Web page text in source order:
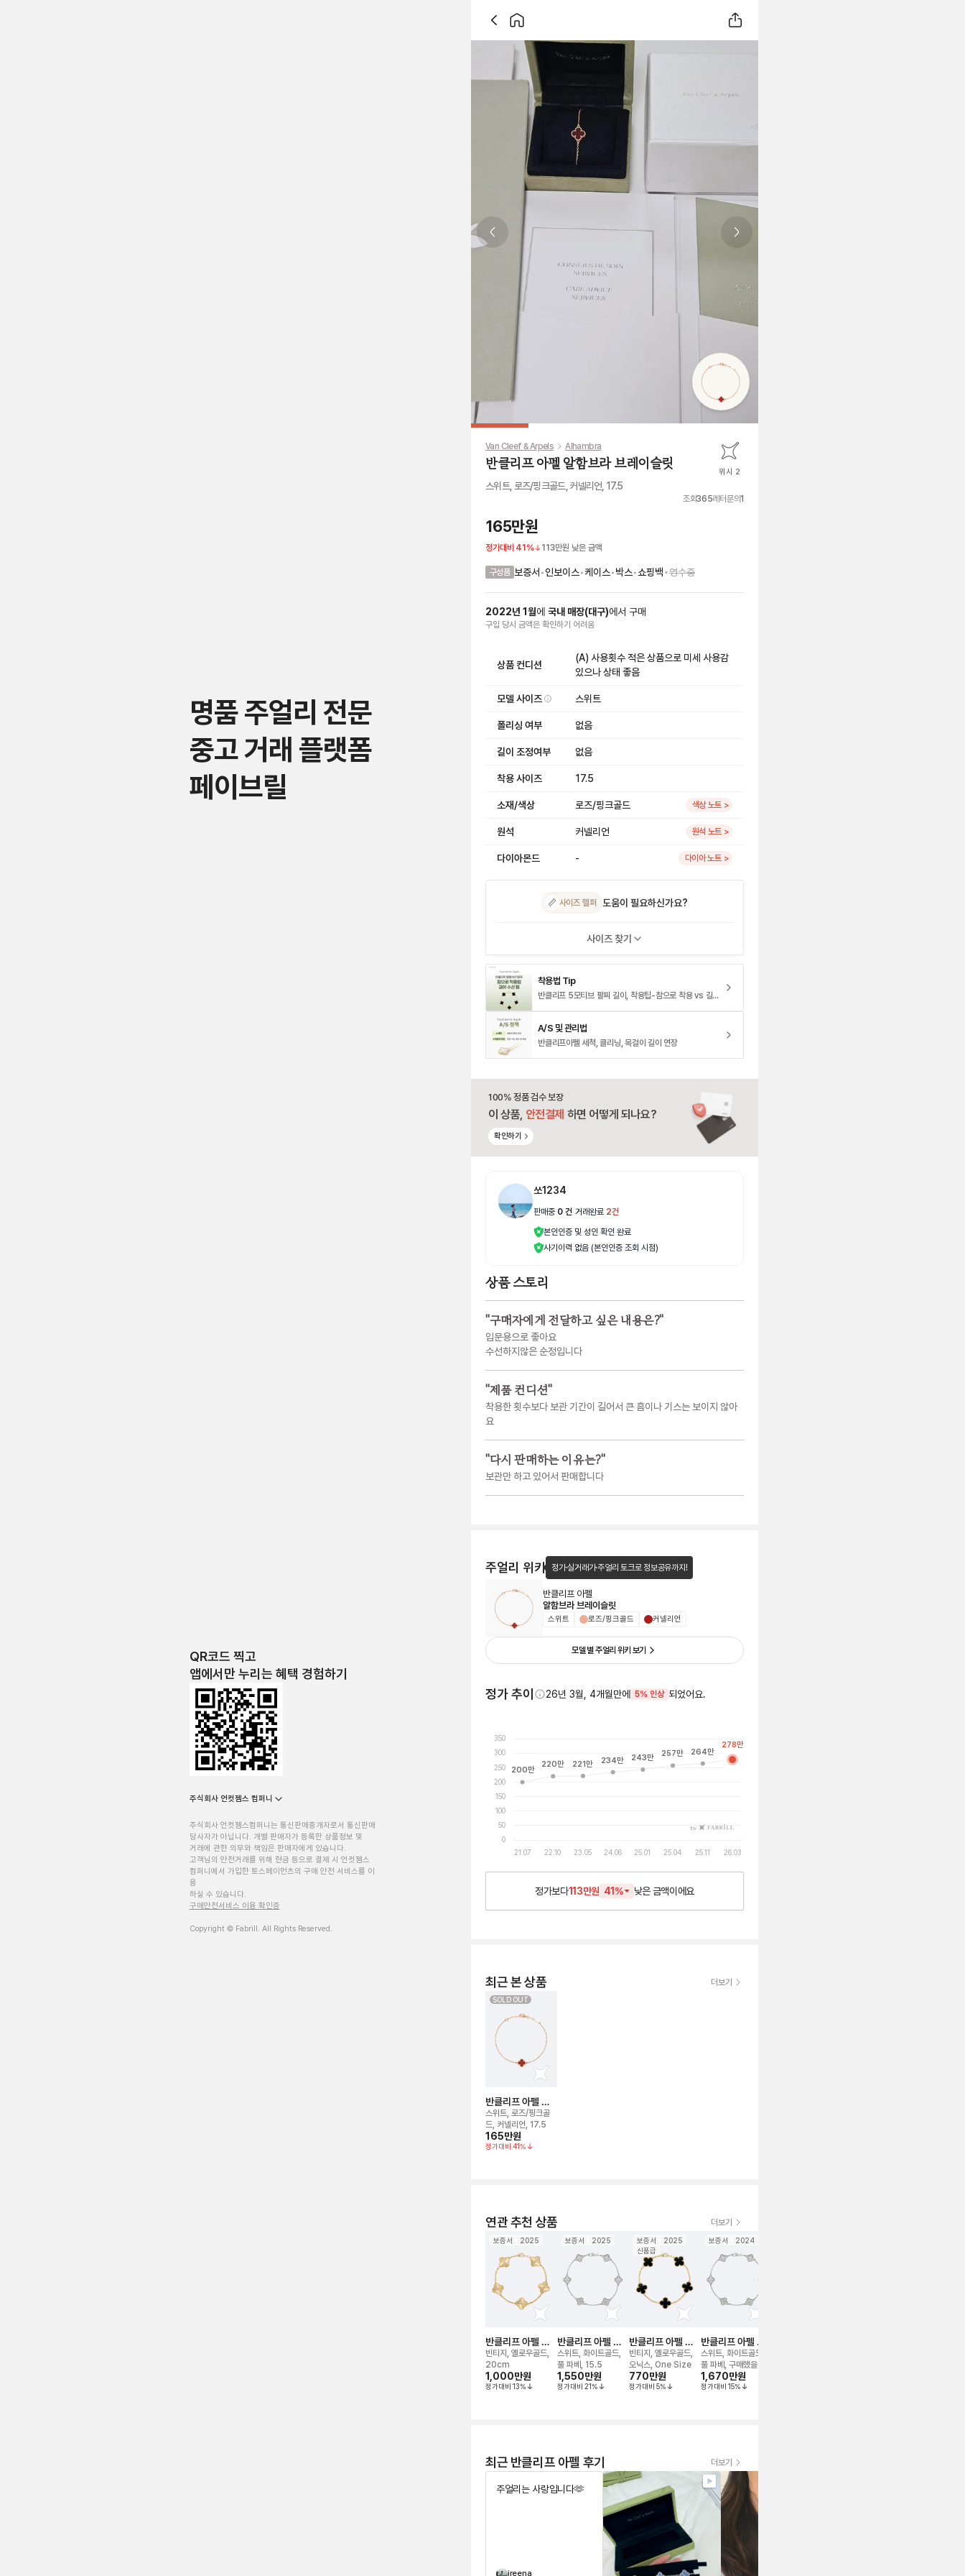
명품 주얼리 전문
중고 거래 플랫폼
페이브릴
QR코드 찍고
앱에서만 누리는 혜택 경험하기
주식회사 언컷젬스 컴퍼니
주식회사 언컷젬스컴퍼니는 통신판매중개자로서 통신판매
당사자가 아닙니다. 개별 판매자가 등록한 상품정보 및
거래에 관한 의무와 책임은 판매자에게 있습니다.
고객님의 안전거래를 위해 현금 등으로 결제 시 언컷젬스
컴퍼니에서 가입한 토스페이먼츠의 구매 안전 서비스를 이
용
하실 수 있습니다.
구매안전서비스 이용 확인증
Copyright © Fabrill. All Rights Reserved.
Previous slide Next slide
Van Cleef & Arpels Alhambra
반클리프 아펠 알함브라 브레이슬릿 위시 2
스위트, 로즈/핑크골드, 커넬리언, 17.5
조회365레터문의1
165만원
정가대비 41 % 113만원 낮은 금액
구성품 보증서 •인보이스•케이스•박스•쇼핑백•영수증
2022년 1 월에 국내 매장(대구)에서 구매
구입 당시 금액은 확인하기 어려움
상품 컨디션
(A) 사용횟수 적은 상품으로 미세 사용감
있으나 상태 좋음
모델 사이즈 스위트
폴리싱 여부 없음
길이 조정여부 없음
착용 사이즈 17.5
소재/색상 로즈/핑크골드 색상 노트 >
원석 커넬리언 원석 노트 >
다이아몬드 - 다이아 노트 >
📏 사이즈 헬퍼 도움이 필요하신가요?
사이즈 찾기
착용법 Tip
반클리프 5모티브 팔찌 길이, 착용팁-참으로 착용 vs 길이 수선하기
A/S 및 관리법
반클리프아펠 세척, 클리닝, 목걸이 길이 연장
100% 정품 검수 보장
이 상품, 안전결제 하면 어떻게 되나요?
확인하기
쏘1234
판매중 0 건 거래완료 2건
본인인증 및 성인 확인 완료
사기이력 없음 (본인인증 조회 시점)
상품 스토리
"구매자에게 전달하고 싶은 내용은?"
입문용으로 좋아요
수선하지않은 순정입니다
"제품 컨디션"
착용한 횟수보다 보관 기간이 길어서 큰 흠이나 기스는 보이지 않아
요
"다시 판매하는 이유는?"
보관만 하고 있어서 판매합니다
주얼리 위키 정가·실거래가·주얼리 토크로 정보공유까지!
반클리프 아펠
알함브라 브레이슬릿
스위트 로즈/핑크골드 커넬리언
모델 별 주얼리 위키 보기
정가 추이 26년 3월, 4개월만에 5% 인상 되었어요.
0
50
100
150
200
250
300
350
21.07 22.10 23.05 24.06 25.01 25.04 25.11 26.03
by
200만
220만 221만 234만 243만 257만 264만
278만
정가보다113만원 41 % 낮은금액이에요
최근 본 상품 더보기
SOLD OUT
반클리프 아펠 알
함브라 브레이슬릿
스위트, 로즈/핑크골
드, 커넬리언, 17.5
165만원
정가대비 41%
연관 추천 상품 더보기
보증서 2025
반클리프 아펠 알
함브라 기요세 5모
티브 브레이슬릿
빈티지, 옐로우골드,
20cm
1,000만원
정가대비 13%
보증서 2025
반클리프 아펠 알
함브라 다이아 6모
티브 브레이슬릿
스위트, 화이트골드,
풀 파베, 15.5
1,550만원
정가대비 21%
보증서
2025
신품급
반클리프 아펠 알
함브라 5모티브 브
레이슬릿
빈티지, 옐로우골드,
오닉스, One Size
770만원
정가대비 5%
보증서 2024
반클리프 아펠 알
함브라 다이아 6모
티브 브레이슬릿
스위트, 화이트골드,
풀 파베, 구매했을때
그대로
1,670만원
정가대비 15%
최근 반클리프 아펠 후기 더보기
주얼리는 사랑입니다🫶
ireena